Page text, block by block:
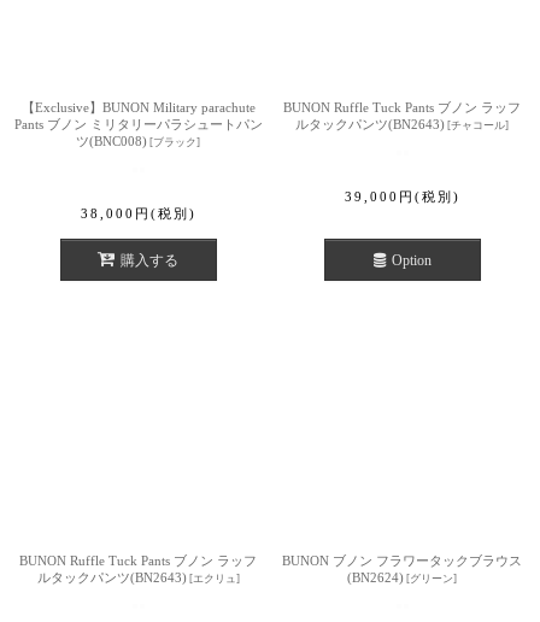
【Exclusive】BUNON Military parachute
Pants ブノン ミリタリーパラシュートパン
ツ(BNC008) [ブラック]
38,000 円 (税別)
購入する
BUNON Ruffle Tuck Pants ブノン ラッフ
ルタックパンツ(BN2643) [チャコール]
39,000 円 (税別)
Option
BUNON Ruffle Tuck Pants ブノン ラッフ
ルタックパンツ(BN2643) [エクリュ]
BUNON ブノン フラワータックブラウス
(BN2624) [グリーン]